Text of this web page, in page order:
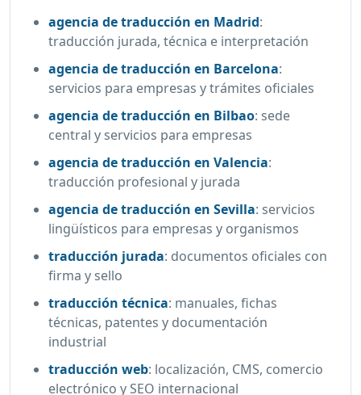
agencia de traducción en Madrid:
traducción jurada, técnica e interpretación
agencia de traducción en Barcelona:
servicios para empresas y trámites oficiales
agencia de traducción en Bilbao: sede
central y servicios para empresas
agencia de traducción en Valencia:
traducción profesional y jurada
agencia de traducción en Sevilla: servicios
lingüísticos para empresas y organismos
traducción jurada: documentos oficiales con
firma y sello
traducción técnica: manuales, fichas
técnicas, patentes y documentación
industrial
traducción web: localización, CMS, comercio
electrónico y SEO internacional